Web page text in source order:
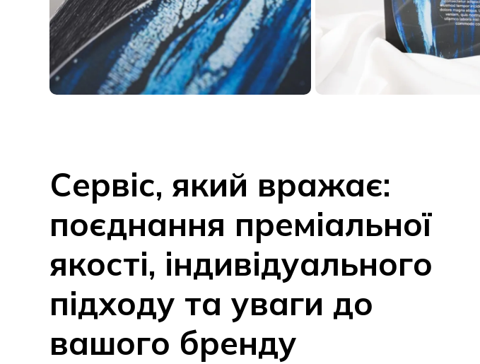
Сервіс, який вражає:
поєднання преміальної
якості, індивідуального
підходу та уваги до
вашого бренду